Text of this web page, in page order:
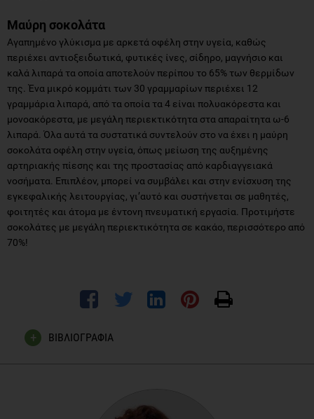
Μαύρη σοκολάτα
Αγαπημένο γλύκισμα με αρκετά οφέλη στην υγεία, καθώς
περιέχει αντιοξειδωτικά, φυτικές ίνες, σίδηρο, μαγνήσιο και
καλά λιπαρά τα οποία αποτελούν περίπου το 65% των θερμίδων
της. Ένα μικρό κομμάτι των 30 γραμμαρίων περιέχει 12
γραμμάρια λιπαρά, από τα οποία τα 4 είναι πολυακόρεστα και
μονοακόρεστα, με μεγάλη περιεκτικότητα στα απαραίτητα ω-6
λιπαρά. Όλα αυτά τα συστατικά συντελούν στο να έχει η μαύρη
σοκολάτα οφέλη στην υγεία, όπως μείωση της αυξημένης
αρτηριακής πίεσης και της προστασίας από καρδιαγγειακά
νοσήματα. Επιπλέον, μπορεί να συμβάλει και στην ενίσχυση της
εγκεφαλικής λειτουργίας, γι’αυτό και συστήνεται σε μαθητές,
φοιτητές και άτομα με έντονη πνευματική εργασία. Προτιμήστε
σοκολάτες με μεγάλη περιεκτικότητα σε κακάο, περισσότερο από
70%!
ΒΙΒΛΙΟΓΡΑΦΙΑ